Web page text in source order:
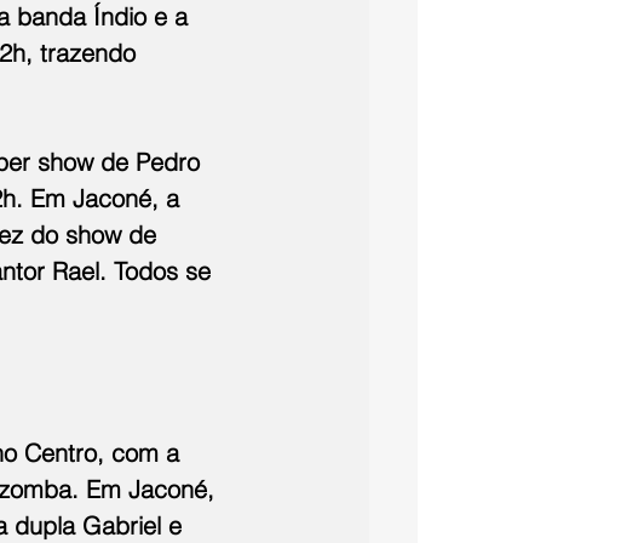
banda Índio e a
trazendo
show de Pedro
Em Jaconé, a
do show de
Rael. Todos se
Centro, com a
Em Jaconé,
dupla Gabriel e